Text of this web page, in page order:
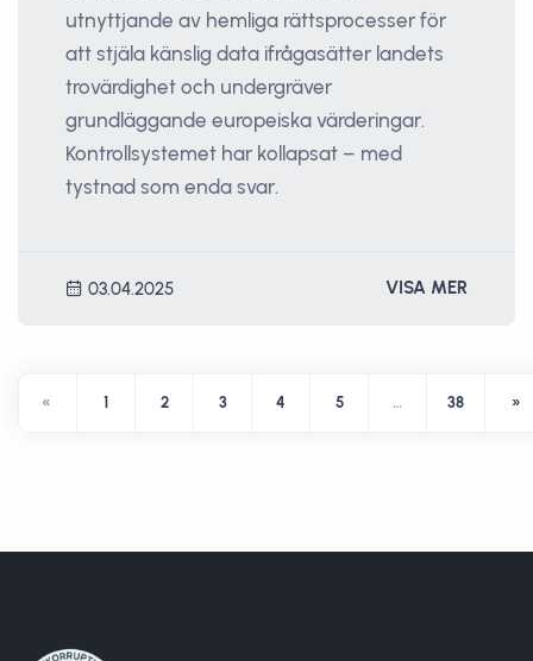
utnyttjande av hemliga rättsprocesser för
att stjäla känslig data ifrågasätter landets
trovärdighet och undergräver
grundläggande europeiska värderingar.
Kontrollsystemet har kollapsat – med
tystnad som enda svar.
03.04.2025 VISA MER
« 1 2 3 4 5 … 38 »